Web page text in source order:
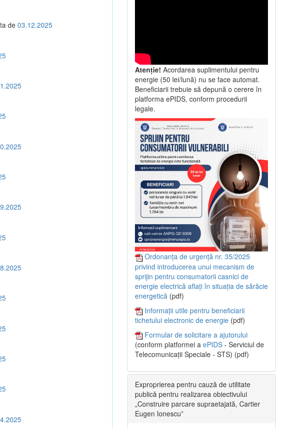
de 03.12.2025
Atenție! Acordarea suplimentului pentru
energie (50 lei/lună) nu se face automat.
Beneficiarii trebuie să depună o cerere în
platforma ePIDS, conform procedurii
legale.
Ordonanța de urgență nr. 35/2025
privind introducerea unui mecanism de
sprijin pentru consumatorii casnici de
energie electrică aflați în situația de sărăcie
energetică (pdf)
Informații utile pentru beneficiarii
tichetului electronic de energie (pdf)
Formular de solicitare a ajutorului
(conform platformei a ePIDS - Serviciul de
Telecomunicații Speciale - STS) (pdf)
Exproprierea pentru cauză de utilitate
publică pentru realizarea obiectivului
„Construire parcare supraetajată, Cartier
Eugen Ionescu”